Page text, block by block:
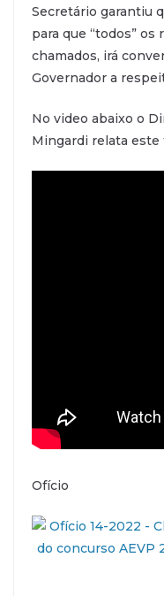
Secretário garantiu
para que “todos”
chamados, irá
Governador a
No video abaixo o
Mingardi relata este
Ofício